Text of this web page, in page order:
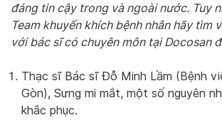
đáng tin cậy trong và ngoài nước. Tuy
Team khuyến khích bệnh nhân hãy tìm
với bác sĩ có chuyên môn tại Docosan
Thạc sĩ Bác sĩ Đỗ Minh Lầm (Bệnh
Gòn), Sưng mi mắt, một số nguyên
khắc phục.